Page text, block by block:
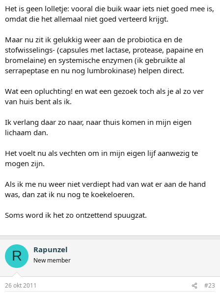
Het is geen lolletje: vooral die buik waar iets niet goed mee is,
omdat die het allemaal niet goed verteerd krijgt.
Maar nu zit ik gelukkig weer aan de probiotica en de
stofwisselings- (capsules met lactase, protease, papaine en
bromelaine) en systemische enzymen (ik gebruikte al
serrapeptase en nu nog lumbrokinase) helpen direct.
Wat een opluchting! en wat een gezoek toch als je al zo ver
van huis bent als ik.
Ik verlang daar zo naar, naar thuis komen in mijn eigen
lichaam dan.
Het voelt nu als vechten om in mijn eigen lijf aanwezig te
mogen zijn.
Als ik me nu weer niet verdiept had van wat er aan de hand
was, dan zat ik nu nog te koekeloeren.
Soms word ik het zo ontzettend spuugzat.
R Rapunzel
New member
26 okt 2011 #23